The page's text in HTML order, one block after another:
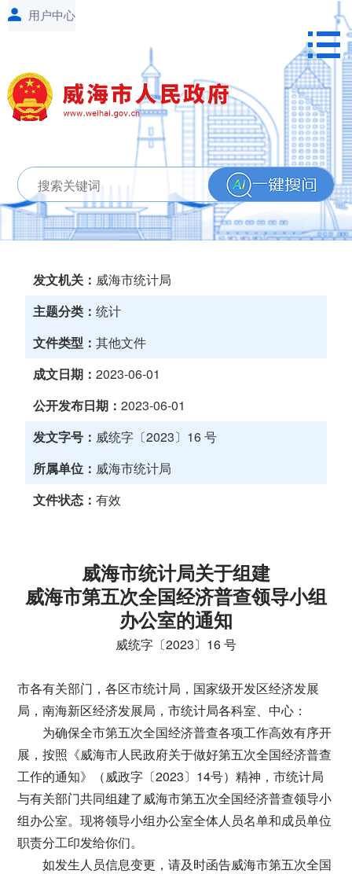
发文机关： 威海市统计局
主题分类：统计
文件类型：其他文件
成文日期：2023-06-01
公开发布日期：2023-06-01
发文字号： 威统字〔2023〕16 号
所属单位： 威海市统计局
文件状态：有效
威海市统计局关于组建
威海市第五次全国经济普查领导小组
办公室的通知
威统字〔2023〕16 号
市各有关部门，各区市统计局，国家级开发区经济发展
局，南海新区经济发展局，市统计局各科室、中心：
为确保全市第五次全国经济普查各项工作高效有序开
展，按照《威海市人民政府关于做好第五次全国经济普查
工作的通知》（威政字〔2023〕14号）精神，市统计局
与有关部门共同组建了威海市第五次全国经济普查领导小
组办公室。现将领导小组办公室全体人员名单和成员单位
职责分工印发给你们。
如发生人员信息变更，请及时函告威海市第五次全国